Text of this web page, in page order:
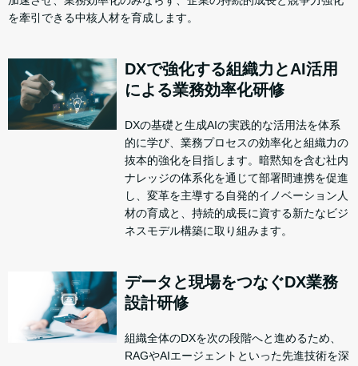
を牽引できる中核人材を育成します。
DXで強化する組織力とAI活用
による業務効率化研修
DXの基礎と生成AIの実践的な活用法を体系
的に学び、業務プロセスの効率化と組織力の
抜本的強化を目指します。暗黙知を含む社内
ナレッジの体系化を通じて部署間連携を促進
し、変革を主導する自発的イノベーション人
材の育成と、持続的成長に資する新たなビジ
ネスモデル構築に取り組みます。
データと現場をつなぐDX業務
設計研修
組織全体のDXを次の段階へと進めるため、
RAGやAIエージェントといった先進技術を深